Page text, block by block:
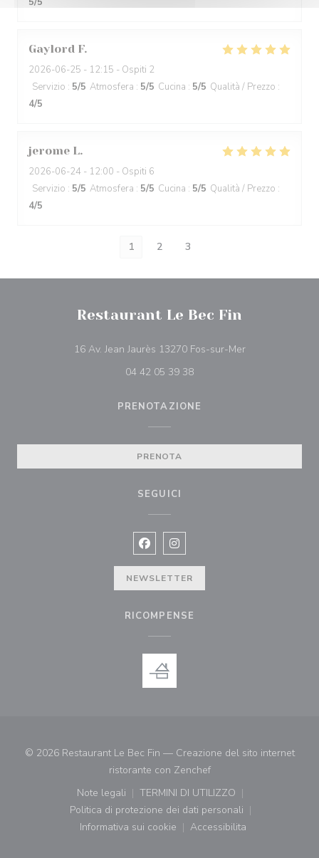
Gaylord F
2026-06-25 - 12:15 - Ospiti 2
Servizio : 5/5 Atmosfera : 5/5 Cucina : 5/5 Qualità / Prezzo :
4/5
jerome L
2026-06-24 - 12:00 - Ospiti 6
Servizio : 5/5 Atmosfera : 5/5 Cucina : 5/5 Qualità / Prezzo :
4/5
1 2 3
Restaurant Le Bec Fin
16 Av. Jean Jaurès 13270 Fos-sur-Mer((apre una
04 42 05 39 38
PRENOTAZIONE
PRENOTA
SEGUICI
Facebook ((apre una nuova
Instagram ((apre una nuova
NEWSLETTER
RICOMPENSE
© 2026 Restaurant Le Bec Fin — Creazione del sito internet
ristorante con Zenchef((apre una nuova
Note legali
((apre una nuova finestra))
TERMINI DI UTILIZZO
((apre una nuova finestra))
Politica di protezione dei dati personali
((apre una nuova finestra))
Informativa sui cookie
((apre una nuova finestra))
Accessibilita
((apre una nuova